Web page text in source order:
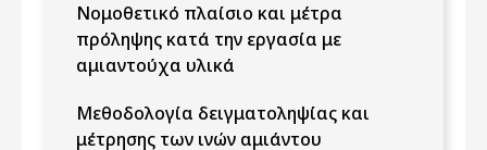
Νομοθετικό πλαίσιο και μέτρα
πρόληψης κατά την εργασία με
αμιαντούχα υλικά
Μεθοδολογία δειγματοληψίας και
μέτρησης των ινών αμιάντου